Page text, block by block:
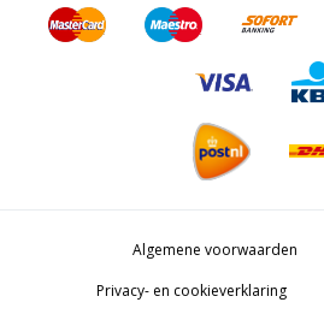
Algemene voorwaarden
Privacy- en cookieverklaring